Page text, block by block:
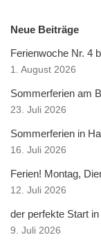
Neue Beiträge
Ferienwoche Nr. 4
1. August 2026
Sommerferien am
23. Juli 2026
Sommerferien in
16. Juli 2026
Ferien! Montag,
12. Juli 2026
der perfekte Start
9. Juli 2026